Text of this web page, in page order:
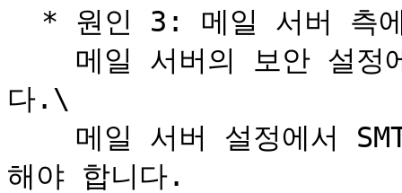
다.\
해야 합니다.